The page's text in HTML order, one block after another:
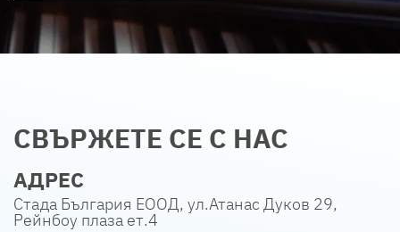
СВЪРЖЕТЕ СЕ С НАС
АДРЕС
Стада България ЕООД, ул.Атанас Дуков 29,
Рейнбоу плаза ет.4